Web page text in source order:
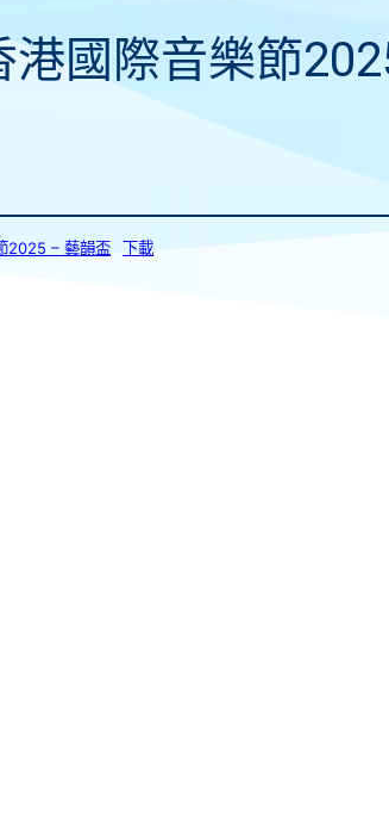
港國際音樂節
2025 – 藝韻盃 下載